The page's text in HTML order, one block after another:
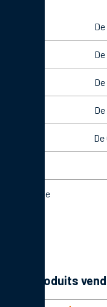
Dimanche
Les produits